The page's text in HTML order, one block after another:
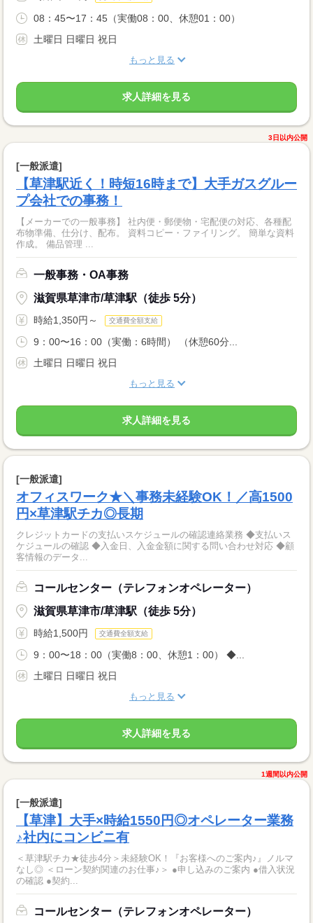
08：45〜17：45（実働08：00、休憩01：00）
土曜日 日曜日 祝日
もっと見る
求人詳細を見る
3日以内公開
[一般派遣]
【草津駅近く！時短16時まで】大手ガスグルー
プ会社での事務！
【メーカーでの一般事務】 社内便・郵便物・宅配便の対応、各種配
布物準備、仕分け、配布。 資料コピー・ファイリング。 簡単な資料
作成。 備品管理 ...
一般事務・OA事務
滋賀県草津市/草津駅（徒歩 5分）
時給1,350円～ 交通費全額支給
9：00〜16：00（実働：6時間） （休憩60分...
土曜日 日曜日 祝日
もっと見る
求人詳細を見る
[一般派遣]
オフィスワーク★＼事務未経験OK！／高1500
円×草津駅チカ◎長期
クレジットカードの支払いスケジュールの確認連絡業務 ◆支払いス
ケジュールの確認 ◆入金日、入金金額に関する問い合わせ対応 ◆顧
客情報のデータ...
コールセンター（テレフォンオペレーター）
滋賀県草津市/草津駅（徒歩 5分）
時給1,500円 交通費全額支給
9：00〜18：00（実働8：00、休憩1：00） ◆...
土曜日 日曜日 祝日
もっと見る
求人詳細を見る
1週間以内公開
[一般派遣]
【草津】大手×時給1550円◎オペレーター業務
♪社内にコンビニ有
＜草津駅チカ★徒歩4分＞未経験OK！『お客様へのご案内♪』ノルマ
なし◎ ＜ローン契約関連のお仕事♪＞ ●申し込みのご案内 ●借入状況
の確認 ●契約...
コールセンター（テレフォンオペレーター）